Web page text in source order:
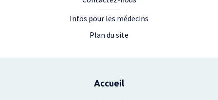
Infos pour les médecins
Plan du site
Accueil